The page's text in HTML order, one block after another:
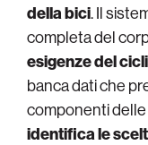
della bici. Il
completa del
esigenze del
banca dati che
componenti
identifica le